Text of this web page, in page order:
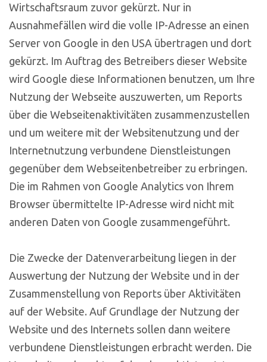
Wirtschaftsraum zuvor gekürzt. Nur in
Ausnahmefällen wird die volle IP-Adresse an einen
Server von Google in den USA übertragen und dort
gekürzt. Im Auftrag des Betreibers dieser Website
wird Google diese Informationen benutzen, um Ihre
Nutzung der Webseite auszuwerten, um Reports
über die Webseitenaktivitäten zusammenzustellen
und um weitere mit der Websitenutzung und der
Internetnutzung verbundene Dienstleistungen
gegenüber dem Webseitenbetreiber zu erbringen.
Die im Rahmen von Google Analytics von Ihrem
Browser übermittelte IP-Adresse wird nicht mit
anderen Daten von Google zusammengeführt.
Die Zwecke der Datenverarbeitung liegen in der
Auswertung der Nutzung der Website und in der
Zusammenstellung von Reports über Aktivitäten
auf der Website. Auf Grundlage der Nutzung der
Website und des Internets sollen dann weitere
verbundene Dienstleistungen erbracht werden. Die